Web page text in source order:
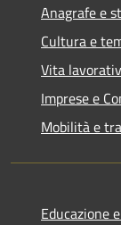
Anagrafe e
Cultura e
Vita
Imprese e
Mobilità e
Educazione